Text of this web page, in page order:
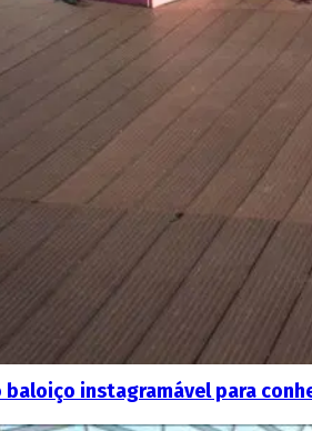
baloiço instagramável para